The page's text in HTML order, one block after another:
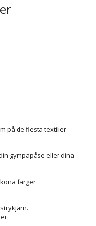
på de flesta textilier
gympapåse eller dina
färger